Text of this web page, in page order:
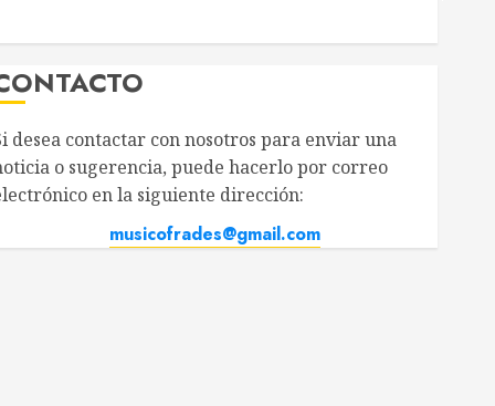
desea contactar con nosotros para enviar una
o sugerencia, puede hacerlo por correo
en la siguiente dirección:
musicofrades@gmail.com